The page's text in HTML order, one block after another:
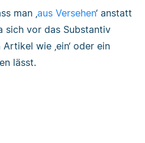
man ‚aus Versehen‘ anstatt
sich vor das Substantiv
Artikel wie ‚ein‘ oder ein
lässt.